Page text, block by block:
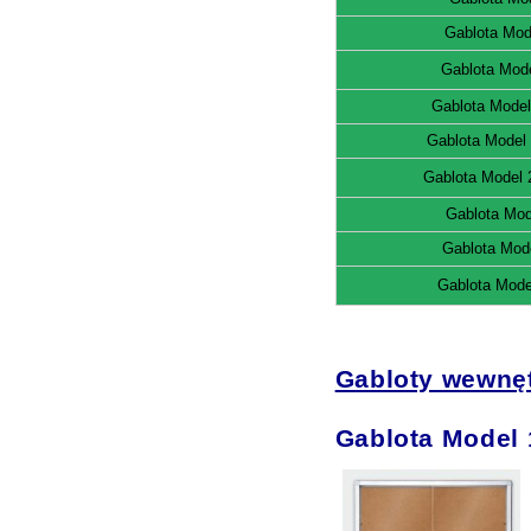
Gablota
Gablota
Gablota
Gablota
Gablota Model
Gablota
Gablota
Gablota
Gabloty
Gablota Model